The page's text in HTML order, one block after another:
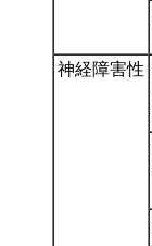
神経障害性